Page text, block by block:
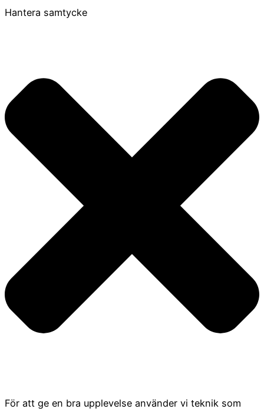
Hantera samtycke
För att ge en bra upplevelse använder vi teknik som